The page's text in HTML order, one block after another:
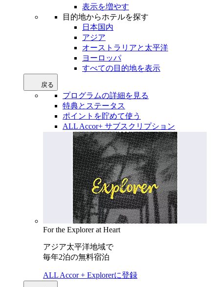
表示を増やす
目的地からホテルを探す
日本国内
アジア
オーストラリアと太平洋
ヨーロッパ
すべての目的地を表示
戻る
プログラムの詳細を見る
特典とステータス
ポイントを貯めて使う
ALL Accor+ サブスクリプション
For the Explorer at Heart
アジア太平洋地域で
毎年2泊の無料宿泊
ALL Accor + Explorerに登録